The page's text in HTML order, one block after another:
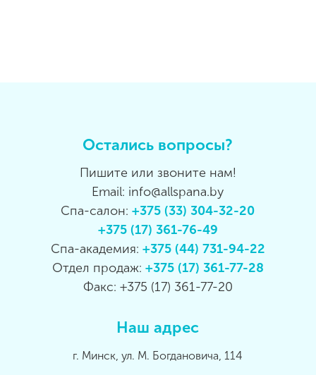
Остались вопросы?
Пишите или звоните нам!
Email: info@allspana.by
Спа-салон:+375 (33) 304-32-20
+375 (17) 361-76-49
Спа-академия: +375 (44) 731-94-22
Отдел продаж: +375 (17) 361-77-28
Факс: +375 (17) 361-77-20
Наш адрес
г. Минск, ул. М. Богдановича, 114